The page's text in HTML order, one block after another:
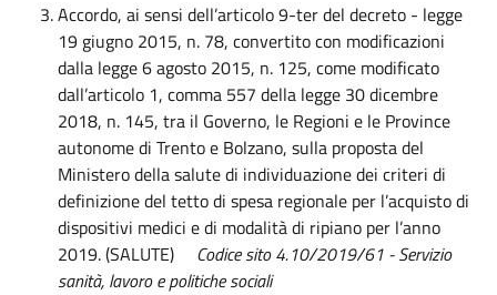
Accordo, ai sensi dell’articolo 9-ter del decreto - legge
19 giugno 2015, n. 78, convertito con modificazioni
dalla legge 6 agosto 2015, n. 125, come modificato
dall’articolo 1, comma 557 della legge 30 dicembre
2018, n. 145, tra il Governo, le Regioni e le Province
autonome di Trento e Bolzano, sulla proposta del
Ministero della salute di individuazione dei criteri di
definizione del tetto di spesa regionale per l’acquisto di
dispositivi medici e di modalità di ripiano per l’anno
2019. (SALUTE) Codice sito 4.10/2019/61 -Servizio
sanità, lavoro e politiche sociali